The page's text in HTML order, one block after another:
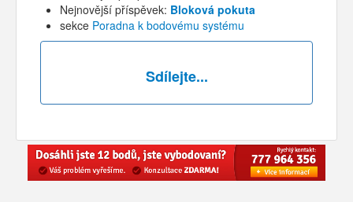
Nejnovější příspěvek: Bloková pokuta
sekce Poradna k bodovému systému
Sdílejte...